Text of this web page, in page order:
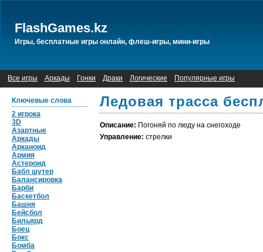
FlashGames.kz
Игры, бесплатные игры онлайн, флеш-игры, мини-игры
Все игры Аркады Гонки Драки Логические Популярные игры
Ключевые слова
2 игрока
3D
Азартные
Аркады
Арканоид
Армия
Астероид
Бабл шутер
Балансировка
Барби
Баскетбол
Башня
Бейсбол
Бильярд
Боец
Бокс
Бомба
Ледовая трасса
Описание: Погоняй по люду на снегоходе
Управление: стрелки